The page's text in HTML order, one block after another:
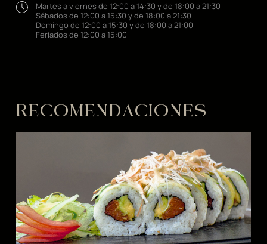
Martes a viernes de 12:00 a 14:30 y de 18:00 a 21:30
Sábados de 12:00 a 15:30 y de 18:00 a 21:30
Domingo de 12:00 a 15:30 y de 18:00 a 21:00
Feriados de 12:00 a 15:00
RECOMENDACIONES